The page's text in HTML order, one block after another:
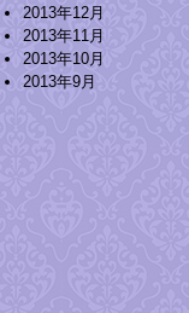
2013年12月
2013年11月
2013年10月
2013年9月